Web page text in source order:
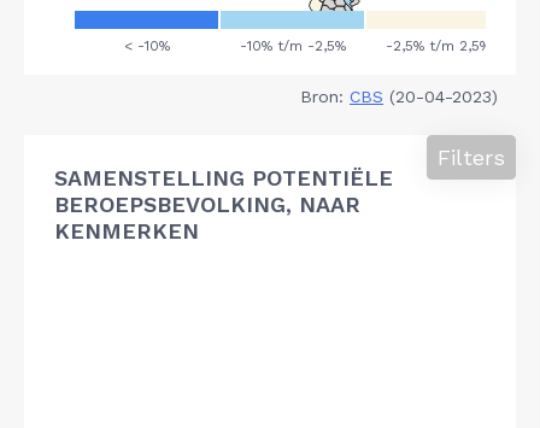
Bron: CBS (20-04-2023)
SAMENSTELLING POTENTIËLE
BEROEPSBEVOLKING, NAAR
KENMERKEN
Filters